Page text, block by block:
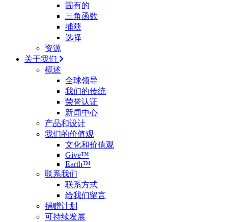
固有的
三角函数
捕获
选择
资源
关于我们
概述
全球领导
我们的传统
荣誉认证
新闻中心
产品和设计
我们的价值观
文化和价值观
Give™
Earth™
联系我们
联系方式
给我们留言
捐赠计划
可持续发展